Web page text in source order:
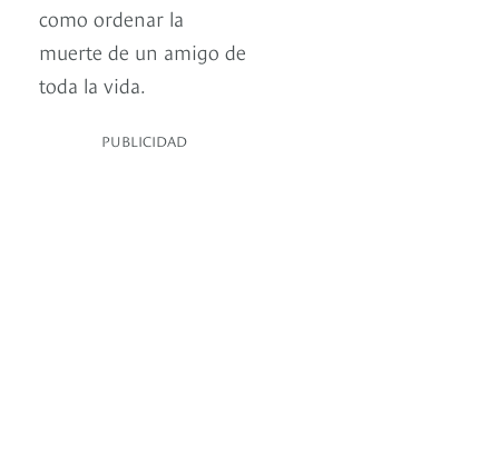
como ordenar la
muerte de un amigo de
toda la vida.
PUBLICIDAD